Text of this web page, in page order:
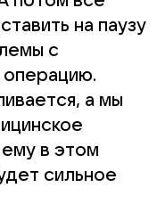
на паузу
с
а мы
в этом
сильное